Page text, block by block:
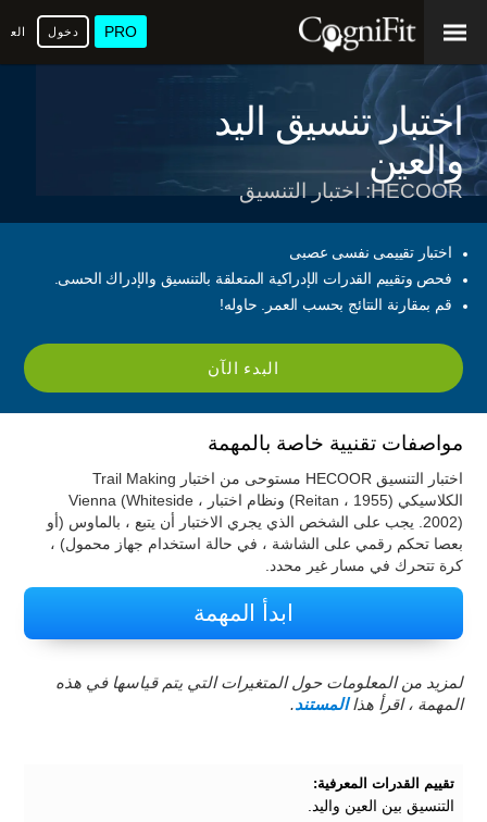
PRO دخول
اختبار تنسيق اليد
والعين
HECOOR: اختبار التنسيق
اختبار تقييمى نفسى عصبى
فحص وتقييم القدرات الإدراكية المتعلقة بالتنسيق والإدراك الحسى.
قم بمقارنة النتائج بحسب العمر. حاوله!
البدء الآن
مواصفات تقنيية خاصة بالمهمة
اختبار التنسيق HECOOR مستوحى من اختبار Trail Making
الكلاسيكي (Reitan ، 1955) ونظام اختبار Vienna (Whiteside ،
2002). يجب على الشخص الذي يجري الاختبار أن يتبع ، بالماوس (أو
بعصا تحكم رقمي على الشاشة ، في حالة استخدام جهاز محمول) ،
كرة تتحرك في مسار غير محدد.
ابدأ المهمة
لمزيد من المعلومات حول المتغيرات التي يتم قياسها في هذه
المهمة ، اقرأ هذاالمستند.
تقييم القدرات المعرفية:
التنسيق بين العين واليد.